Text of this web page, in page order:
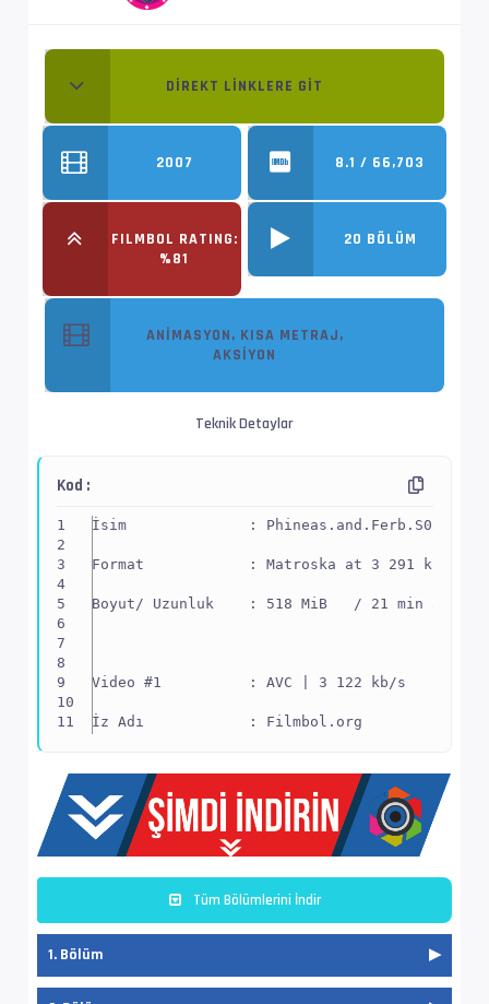
DIREKT LINKLERE GIT
2007 8.1 / 66,703
FILMBOL RATING:
%81
20 BÖLÜM
ANIMASYON, KISA METRAJ,
AKSIYON
Teknik Detaylar
Kod :
İsim              :
Format            : Matroska at 3 291 kb/s
Boyut/ Uzunluk    : 518 MiB   / 21 min 59 s
Video #1          : AVC | 3 122 kb/s
İz Adı            : Filmbol.org
Yapı              : V_MPEG4/ISO/AVC ->
Ses  #2           : AAC LC | 61.4 kb/s
İz Adı            : Türkçe - Filmbol.org
Tüm Bölümlerini İndir
1. Bölüm